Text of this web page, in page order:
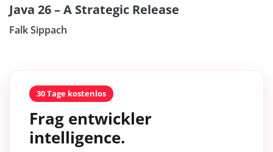
Java 26 – A Strategic Release
Falk Sippach
30 Tage kostenlos
Frag entwickler
intelligence.